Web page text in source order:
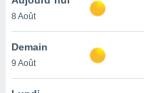
et
»,
au
vous
8 Août
Demain
9 Août